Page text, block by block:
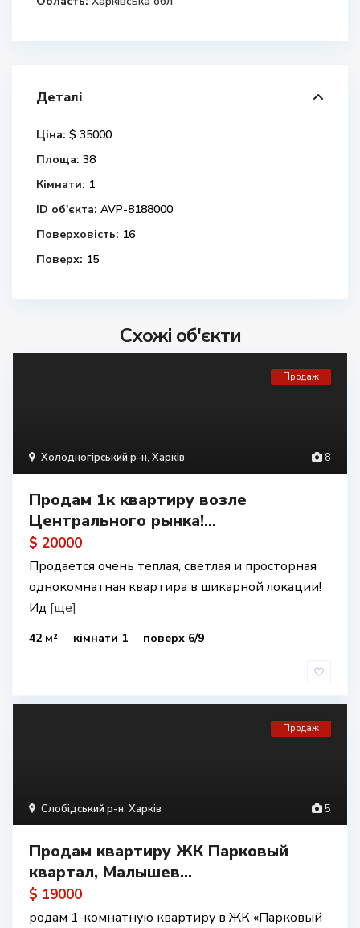
Деталі
Ціна: $ 35000
Площа: 38
Кімнати: 1
ID об'єкта: AVP-8188000
Поверховість: 16
Поверх: 15
Схожі об'єкти
8
Холодногірський р-н, Харків
Продаж
Продам 1к квартиру возле
Центрального рынка!...
$ 20000
Продается очень теплая, светлая и просторная
однокомнатная квартира в шикарной локации!
Ид [ще]
42 м² кімнати 1 поверх 6/9
5
Слобідський р-н, Харків
Продаж
Продам квартиру ЖК Парковый
квартал, Малышев...
$ 19000
родам 1-комнатную квартиру в ЖК «Парковый